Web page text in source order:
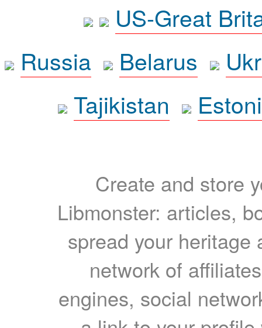
US-Great
Russia
Belarus
Tajikistan
Create and store
Libmonster: articles,
spread your heritage
network of
engines, social